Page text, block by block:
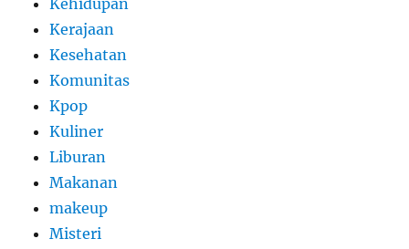
Kehidupan
Kerajaan
Kesehatan
Komunitas
Kpop
Kuliner
Liburan
Makanan
makeup
Misteri